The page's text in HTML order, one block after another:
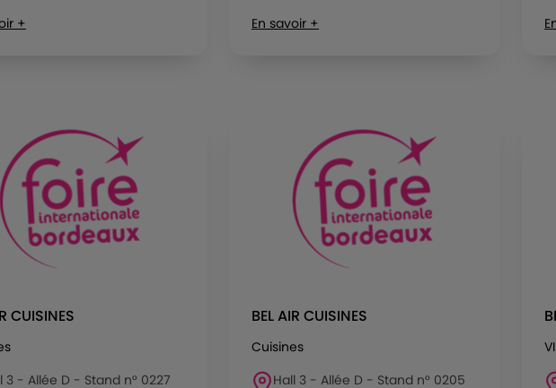
+
En savoir +
CUISINES
3 - Allée D - Stand n° 0227
BEL AIR CUISINES
Cuisines
Hall 3 - Allée D - Stand n° 0205